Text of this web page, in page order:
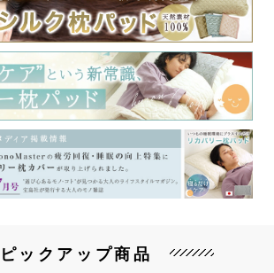
ピックアップ商品